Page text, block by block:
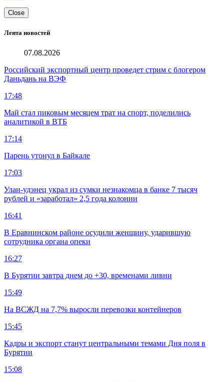
Close
Лента новостей
07.08.2026
Российский экспортный центр проведет стрим с блогером
Даньдань на ВЭФ
17:48
Май стал пиковым месяцем трат на спорт, поделились
аналитикой в ВТБ
17:14
Парень утонул в Байкале
17:03
Улан-удэнец украл из сумки незнакомца в банке 7 тысяч
рублей и «заработал» 2,5 года колонии
16:41
В Еравнинском районе осудили женщину, ударившую
сотрудника органа опеки
16:27
В Бурятии завтра днем до +30, временами ливни
15:49
На ВСЖД на 7,7% выросли перевозки контейнеров
15:45
Кадры и экспорт станут центральными темами Дня поля в
Бурятии
15:08